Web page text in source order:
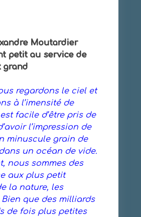
Moutardier
petit au service de
grand
regardons le ciel et
à l’imensité de
facile d’être pris de
l’impression de
minuscule grain de
un océan de vide.
nous sommes des
aux plus petit
la nature, les
que des milliards
de fois plus petites